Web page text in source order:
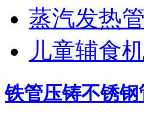
蒸汽发热
儿童辅食
铁管压铸不锈钢